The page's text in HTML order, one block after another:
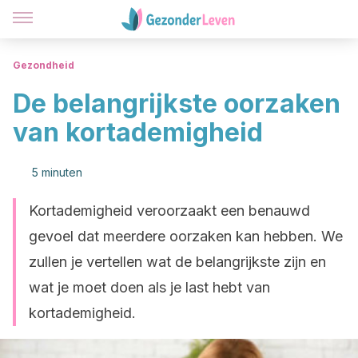
Gezondheid
De belangrijkste oorzaken
van kortademigheid
5 minuten
Kortademigheid veroorzaakt een benauwd
gevoel dat meerdere oorzaken kan hebben. We
zullen je vertellen wat de belangrijkste zijn en
wat je moet doen als je last hebt van
kortademigheid.